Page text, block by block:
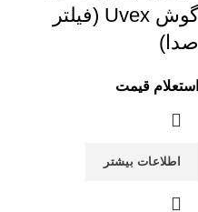
گوش Uvex (فیلتر
صدا)
استعلام قیمت
اطلاعات بیشتر